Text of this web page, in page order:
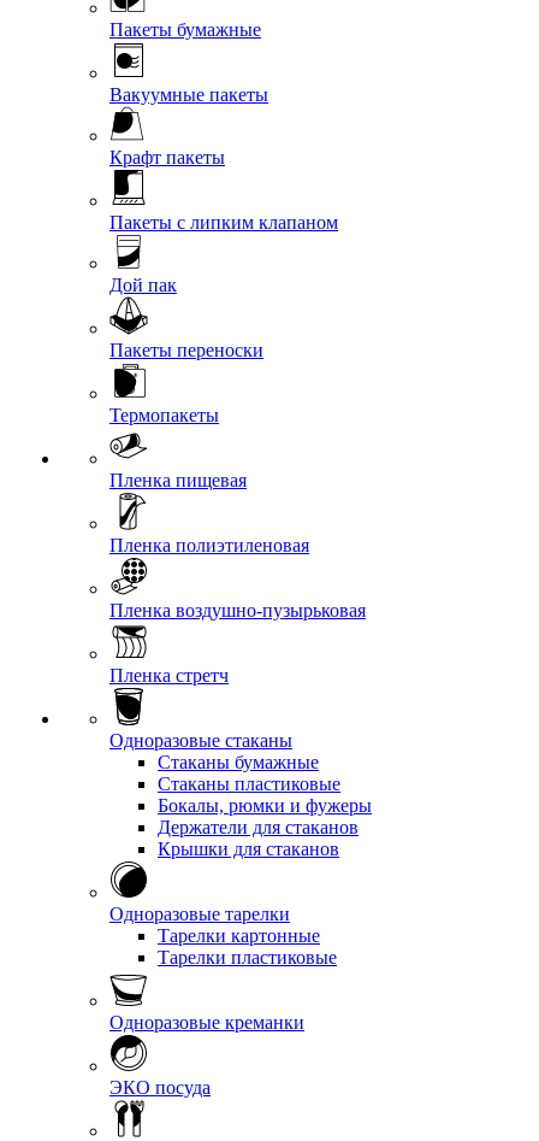
Пакеты бумажные
Вакуумные пакеты
Крафт пакеты
Пакеты с липким клапаном
Дой пак
Пакеты переноски
Термопакеты
Пленка пищевая
Пленка полиэтиленовая
Пленка воздушно-пузырьковая
Пленка стретч
Одноразовые стаканы
Стаканы бумажные
Стаканы пластиковые
Бокалы, рюмки и фужеры
Держатели для стаканов
Крышки для стаканов
Одноразовые тарелки
Тарелки картонные
Тарелки пластиковые
Одноразовые креманки
ЭКО посуда